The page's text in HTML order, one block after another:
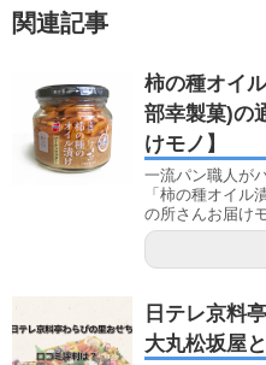
関連記事
柿の種オイ
部幸製菓)の
けモノ】
一流パン職人が
「柿の種オイル
の所さんお届け
日テレ京料
大丸松坂屋